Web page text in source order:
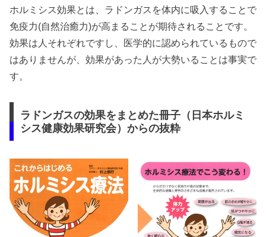
ホルミシス効果とは、ラドンガスを体内に吸入することで
免疫力(自然治癒力)が高まることが期待されることです。
効果は人それぞれですし、医学的に認められているもので
はありませんが、効果があった人が大勢いることは事実で
す。
ラドンガスの効果をまとめた冊子（日本ホルミ
シス健康効果研究会）からの抜粋